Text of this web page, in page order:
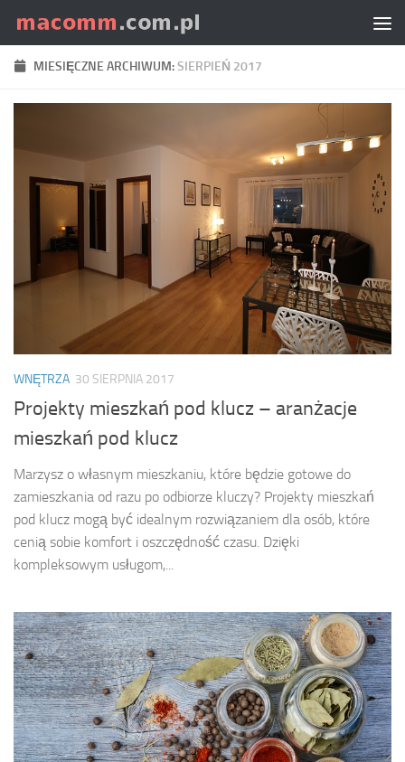
Skip to content
MIESIĘCZNE ARCHIWUM:SIERPIEŃ 2017
WNĘTRZA 30 SIERPNIA 2017
Projekty mieszkań pod klucz – aranżacje
mieszkań pod klucz
Marzysz o własnym mieszkaniu, które będzie gotowe do
zamieszkania od razu po odbiorze kluczy? Projekty mieszkań
pod klucz mogą być idealnym rozwiązaniem dla osób, które
cenią sobie komfort i oszczędność czasu. Dzięki
kompleksowym usługom,...